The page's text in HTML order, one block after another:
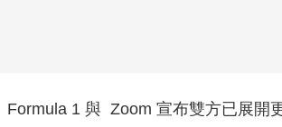
Formula 1 與 Zoom 宣布雙方已展開